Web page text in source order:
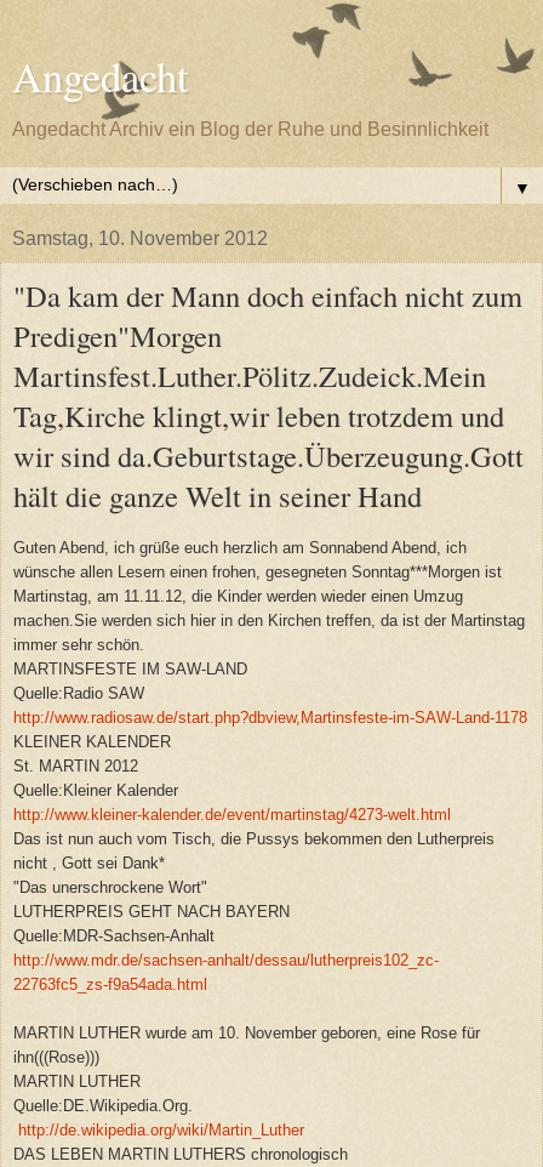
Angedacht
Angedacht Archiv ein Blog der Ruhe und Besinnlichkeit
▼
Samstag, 10. November 2012
"Da kam der Mann doch einfach nicht zum
Predigen"Morgen
Martinsfest.Luther.Pölitz.Zudeick.Mein
Tag,Kirche klingt,wir leben trotzdem und
wir sind da.Geburtstage.Überzeugung.Gott
hält die ganze Welt in seiner Hand
Guten Abend, ich grüße euch herzlich am Sonnabend Abend, ich
wünsche allen Lesern einen frohen, gesegneten Sonntag***Morgen ist
Martinstag, am 11.11.12, die Kinder werden wieder einen Umzug
machen.Sie werden sich hier in den Kirchen treffen, da ist der Martinstag
immer sehr schön.
MARTINSFESTE IM SAW-LAND
Quelle:Radio SAW
http://www.radiosaw.de/start.php?dbview,Martinsfeste-im-SAW-Land-1178
KLEINER KALENDER
St. MARTIN 2012
Quelle:Kleiner Kalender
http://www.kleiner-kalender.de/event/martinstag/4273-welt.html
Das ist nun auch vom Tisch, die Pussys bekommen den Lutherpreis
nicht , Gott sei Dank*
"Das unerschrockene Wort"
LUTHERPREIS GEHT NACH BAYERN
Quelle:MDR-Sachsen-Anhalt
http://www.mdr.de/sachsen-anhalt/dessau/lutherpreis102_zc-
22763fc5_zs-f9a54ada.html
MARTIN LUTHER wurde am 10. November geboren, eine Rose für
ihn(((Rose)))
MARTIN LUTHER
Quelle:DE.Wikipedia.Org.
http://de.wikipedia.org/wiki/Martin_Luther
DAS LEBEN MARTIN LUTHERS chronologisch